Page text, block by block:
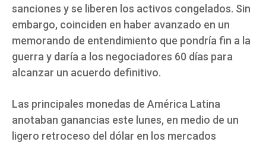
sanciones y se liberen los activos congelados. Sin
embargo, coinciden en haber avanzado en un
memorando de entendimiento que pondría fin a la
guerra y daría a los negociadores 60 días para
alcanzar un acuerdo definitivo.
Las principales monedas de América Latina
anotaban ganancias este lunes, en medio de un
ligero retroceso del dólar en los mercados